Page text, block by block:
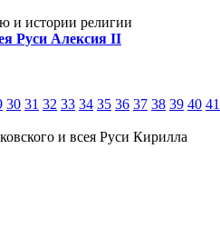
и истории религии
Руси Алексия II
30 31 32 33 34 35 36 37 38 39 40 41
и всея Руси Кирилла